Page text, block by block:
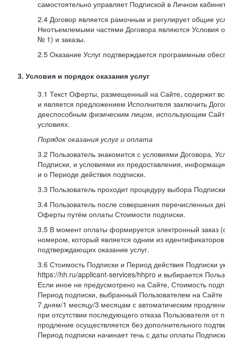
самостоятельно управляет Подпиской в Личном
2.4 Договор является рамочным и регулирует общие
Неотъемлемыми частями Договора являются Условия
№ 1) и заказы.
2.5 Оказание Услуг подтверждается программным
3. Условия и порядок оказания услуг
3.1 Текст Оферты, размещенный на Сайте, содержит
и является предложением Исполнителя заключить
дееспособным физическим лицом, использующим
условиях.
Порядок оказания услуг и оплата
3.2 Пользователь знакомится с условиями Договора,
Подписки, и условиями их предоставления,
и о Периоде действия подписки.
3.3 Пользователь проходит процедуру выбора
3.4 Пользователь после совершения перечисленных
Оферты путём оплаты Стоимости подписки.
3.5 В момент оплаты формируется электронный заказ
номером, который является одним из
подтверждающих оказание услуг.
3.6 Стоимость Подписки и Период действия Подписки
https://hh.ru/applicant-services/hhpro и выбирается
Если иное не предусмотрено на Сайте, Стоимость
Период подписки, выбранный Пользователем на
7 дням/1 месяцу/3 месяцам с автоматическим
при отсутствии последующего отказа Пользователя от
продление осуществляется без дополнительного
Период подписки начинает течь с даты оплаты